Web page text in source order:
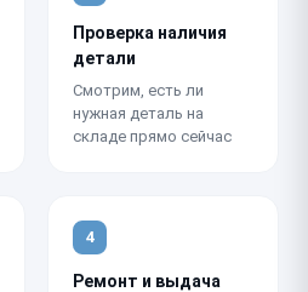
Проверка наличия
детали
Смотрим, есть ли
нужная деталь на
складе прямо сейчас
4
Ремонт и выдача